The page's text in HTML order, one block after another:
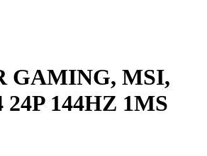
GAMING, MSI,
24P 144HZ 1MS